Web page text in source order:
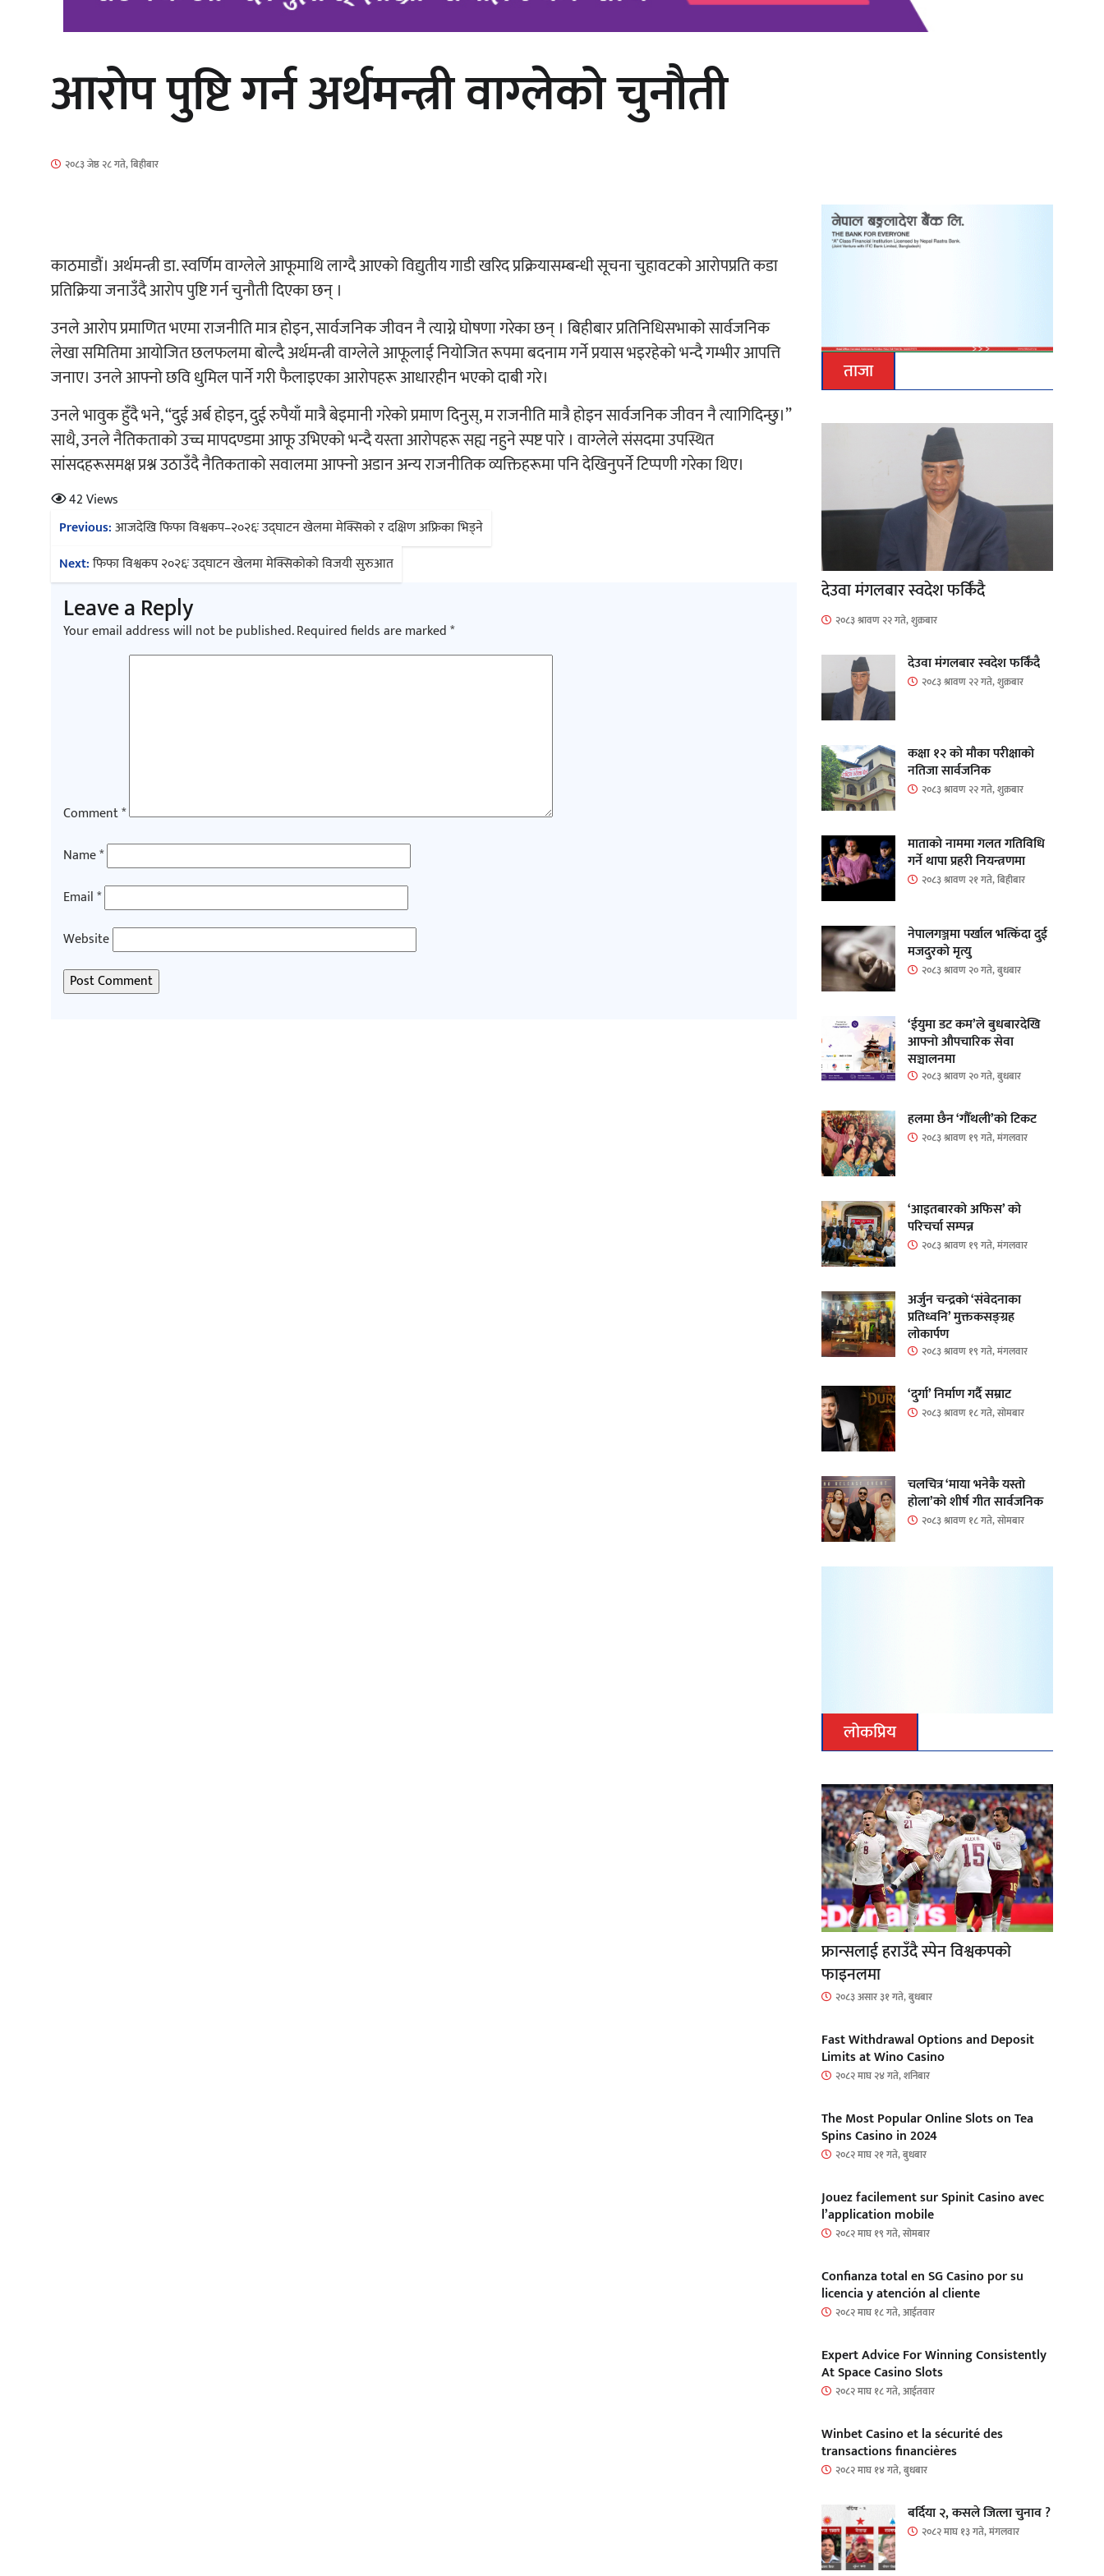
‘आइतबारको अफिस’ को परिचर्चा सम्पन्न
अर्जुन चन्द्रको ‘संवेदनाका प्रतिध्वनि’
मुक्तकसङ्ग्रह लोकार्पण
आरोप पुष्टि गर्न अर्थमन्त्री वाग्लेको चुनौती
२०८३ जेष्ठ २८ गते, बिहीबार
काठमाडौं। अर्थमन्त्री डा. स्वर्णिम वाग्लेले आफूमाथि लाग्दै आएको विद्युतीय गाडी खरिद प्रक्रियासम्बन्धी सूचना चुहावटको आरोपप्रति कडा
प्रतिक्रिया जनाउँदै आरोप पुष्टि गर्न चुनौती दिएका छन् ।
उनले आरोप प्रमाणित भएमा राजनीति मात्र होइन, सार्वजनिक जीवन नै त्याग्ने घोषणा गरेका छन् । बिहीबार प्रतिनिधिसभाको सार्वजनिक
लेखा समितिमा आयोजित छलफलमा बोल्दै अर्थमन्त्री वाग्लेले आफूलाई नियोजित रूपमा बदनाम गर्ने प्रयास भइरहेको भन्दै गम्भीर आपत्ति
जनाए। उनले आफ्नो छवि धुमिल पार्ने गरी फैलाइएका आरोपहरू आधारहीन भएको दाबी गरे।
उनले भावुक हुँदै भने, “दुई अर्ब होइन, दुई रुपैयाँ मात्रै बेइमानी गरेको प्रमाण दिनुस्, म राजनीति मात्रै होइन सार्वजनिक जीवन नै त्यागिदिन्छु।”
साथै, उनले नैतिकताको उच्च मापदण्डमा आफू उभिएको भन्दै यस्ता आरोपहरू सह्य नहुने स्पष्ट पारे । वाग्लेले संसदमा उपस्थित
सांसदहरूसमक्ष प्रश्न उठाउँदै नैतिकताको सवालमा आफ्नो अडान अन्य राजनीतिक व्यक्तिहरूमा पनि देखिनुपर्ने टिप्पणी गरेका थिए।
42 Views
Post
navigation
Previous:आजदेखि फिफा विश्वकप–२०२६ः उद्घाटन खेलमा मेक्सिको र दक्षिण अफ्रिका भिड्ने
Next:फिफा विश्वकप २०२६ः उद्घाटन खेलमा मेक्सिकोको विजयी सुरुआत
Leave a Reply
Your email address will not be published.Required fields are marked*
Comment*
Name*
Email*
Website
ताजा
देउवा मंगलबार स्वदेश फर्किंदै
२०८३ श्रावण २२ गते, शुक्रबार
देउवा मंगलबार स्वदेश फर्किंदै
२०८३ श्रावण २२ गते, शुक्रबार
कक्षा १२ को मौका परीक्षाको
नतिजा सार्वजनिक
२०८३ श्रावण २२ गते, शुक्रबार
माताकाे नाममा गलत गतिविधि
गर्ने थापा प्रहरी नियन्त्रणमा
२०८३ श्रावण २१ गते, बिहीबार
नेपालगञ्जमा पर्खाल भत्किँदा दुई
मजदुरको मृत्यु
२०८३ श्रावण २० गते, बुधबार
‘ईयुमा डट कम’ले बुधबारदेखि
आफ्नो औपचारिक सेवा
सञ्चालनमा
२०८३ श्रावण २० गते, बुधबार
हलमा छैन ‘गौँथली’को टिकट
२०८३ श्रावण १९ गते, मंगलवार
‘आइतबारको अफिस’ को
परिचर्चा सम्पन्न
२०८३ श्रावण १९ गते, मंगलवार
अर्जुन चन्द्रको ‘संवेदनाका
प्रतिध्वनि’ मुक्तकसङ्ग्रह
लोकार्पण
२०८३ श्रावण १९ गते, मंगलवार
‘दुर्गा’ निर्माण गर्दै सम्राट
२०८३ श्रावण १८ गते, सोमबार
चलचित्र ‘माया भनेकै यस्तो
होला’को शीर्ष गीत सार्वजनिक
२०८३ श्रावण १८ गते, सोमबार
लोकप्रिय
फ्रान्सलाई हराउँदै स्पेन विश्वकपको
फाइनलमा
२०८३ असार ३१ गते, बुधबार
Fast Withdrawal Options and Deposit
Limits at Wino Casino
२०८२ माघ २४ गते, शनिबार
The Most Popular Online Slots on Tea
Spins Casino in 2024
२०८२ माघ २१ गते, बुधबार
Jouez facilement sur Spinit Casino avec
l’application mobile
२०८२ माघ १९ गते, सोमबार
Confianza total en SG Casino por su
licencia y atención al cliente
२०८२ माघ १८ गते, आईतवार
Expert Advice For Winning Consistently
At Space Casino Slots
२०८२ माघ १८ गते, आईतवार
Winbet Casino et la sécurité des
transactions financières
२०८२ माघ १४ गते, बुधबार
बर्दिया २, कसले जित्ला चुनाव ?
२०८२ माघ १३ गते, मंगलवार